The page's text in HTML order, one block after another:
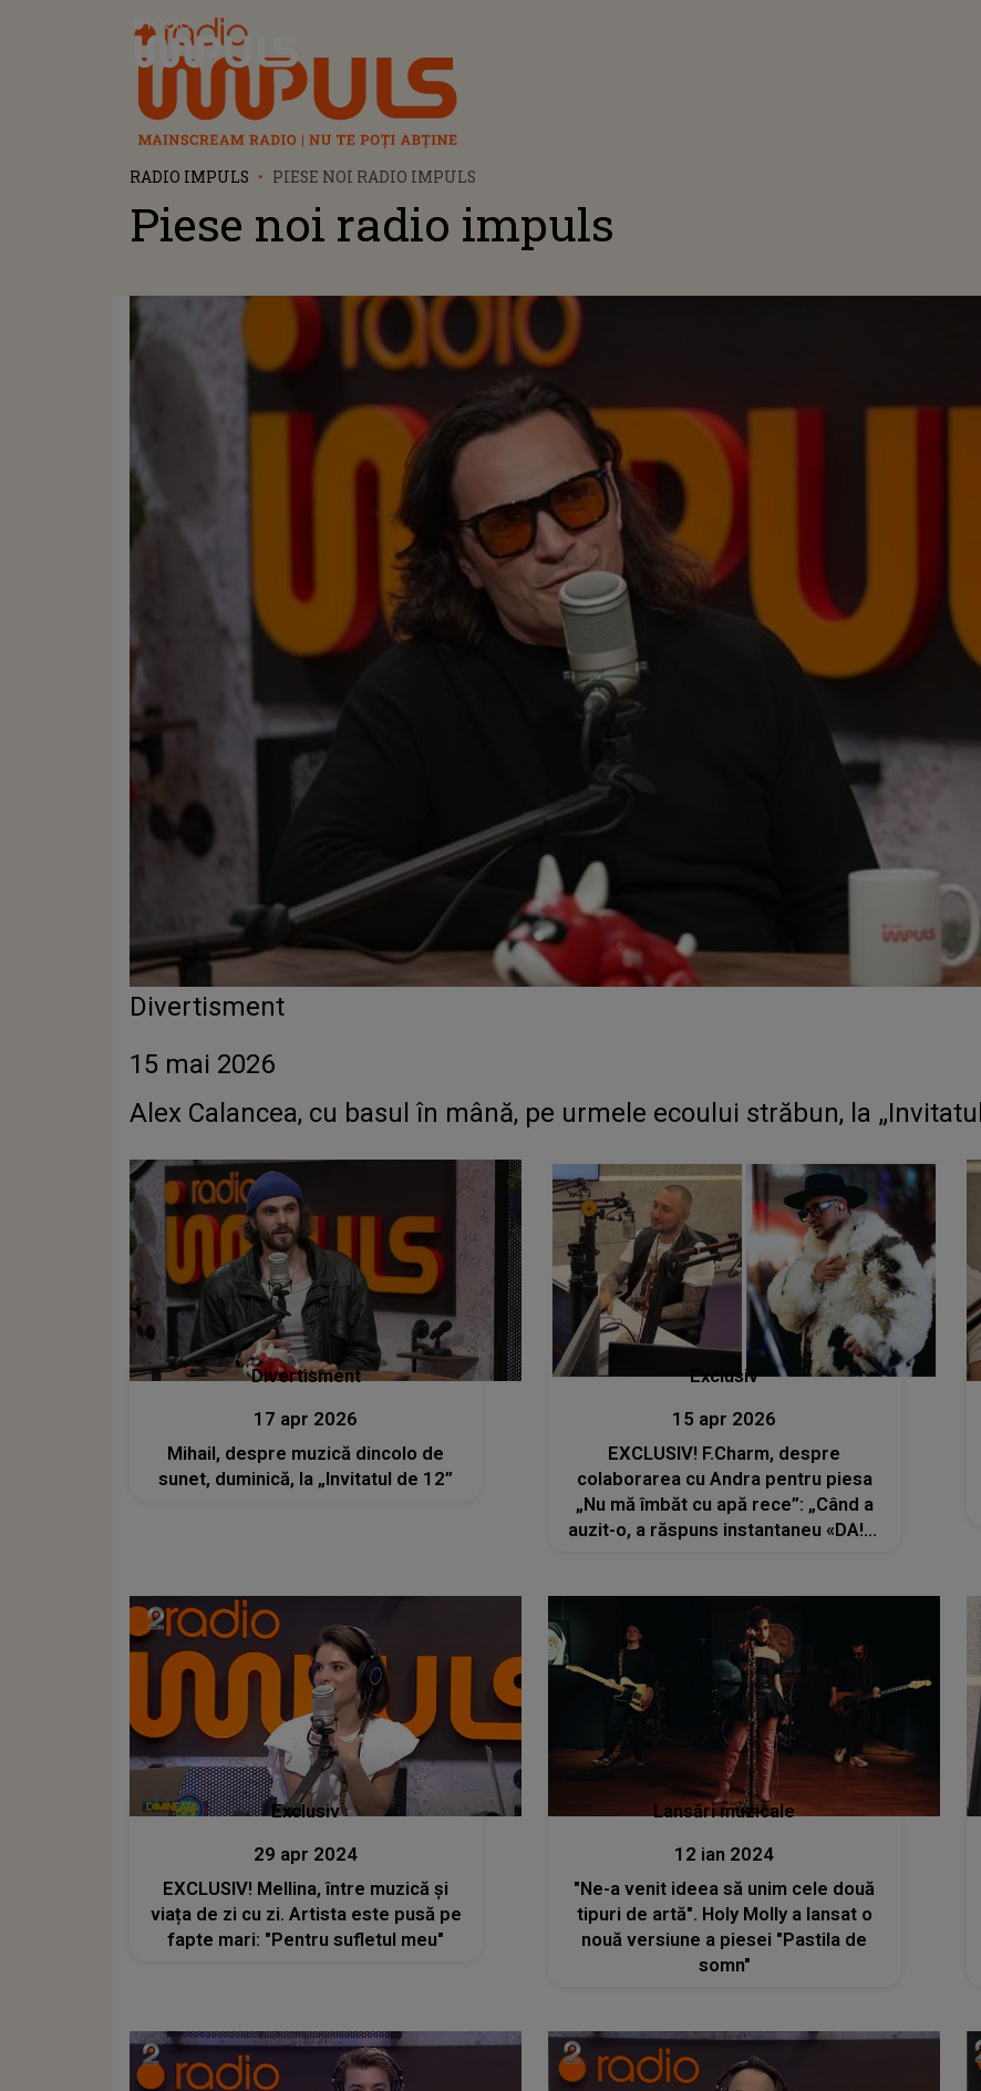
Radio Impuls
RADIO IMPULS PIESE NOI RADIO IMPULS
Piese noi radio impuls
Divertisment
15 mai 2026
Alex Calancea, cu basul în mână, pe urmele ecoului străbun, la
Divertisment
17 apr 2026
Mihail, despre muzică dincolo de
sunet, duminică, la „Invitatul de 12”
Exclusiv
15 apr 2026
EXCLUSIV! F.Charm, despre
colaborarea cu Andra pentru piesa
„Nu mă îmbăt cu apă rece”: „Când a
auzit-o, a răspuns instantaneu «DA!»”
Exclusiv
29 apr 2024
EXCLUSIV! Mellina, între muzică și
viața de zi cu zi. Artista este pusă pe
fapte mari: "Pentru sufletul meu"
Lansări muzicale
12 ian 2024
"Ne-a venit ideea să unim cele două
tipuri de artă". Holy Molly a lansat o
nouă versiune a piesei "Pastila de
somn"